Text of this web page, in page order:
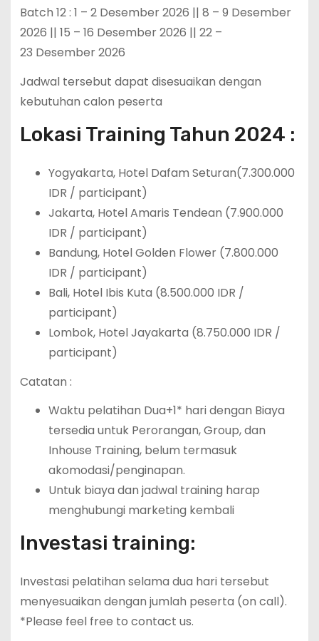
Batch 12 : 1 – 2 Desember 2026 || 8 – 9 Desember
2026 || 15 – 16 Desember 2026 || 22 –
23 Desember 2026
Jadwal tersebut dapat disesuaikan dengan
kebutuhan calon peserta
Lokasi Training Tahun 2024 :
Yogyakarta, Hotel Dafam Seturan(7.300.000
IDR / participant)
Jakarta, Hotel Amaris Tendean (7.900.000
IDR / participant)
Bandung, Hotel Golden Flower (7.800.000
IDR / participant)
Bali, Hotel Ibis Kuta (8.500.000 IDR /
participant)
Lombok, Hotel Jayakarta (8.750.000 IDR /
participant)
Catatan :
Waktu pelatihan Dua+1* hari dengan Biaya
tersedia untuk Perorangan, Group, dan
Inhouse Training, belum termasuk
akomodasi/penginapan.
Untuk biaya dan jadwal training harap
menghubungi marketing kembali
Investasi training:
Investasi pelatihan selama dua hari tersebut
menyesuaikan dengan jumlah peserta (on call).
*Please feel free to contact us.